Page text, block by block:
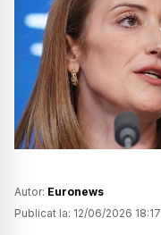
Autor: Euronews
Publicat la: 12/06/2026 18:17